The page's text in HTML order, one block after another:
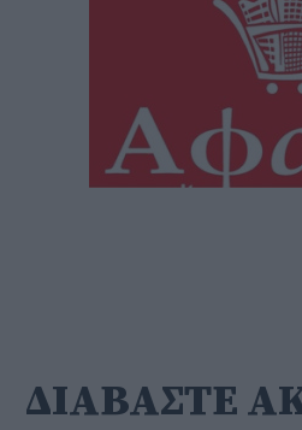
ΔΙΑΒΑΣΤΕ